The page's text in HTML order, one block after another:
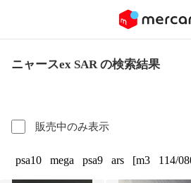
ニャースex SAR の検索結果
販売中のみ表示
psa10 mega psa9 ars [m3 114/